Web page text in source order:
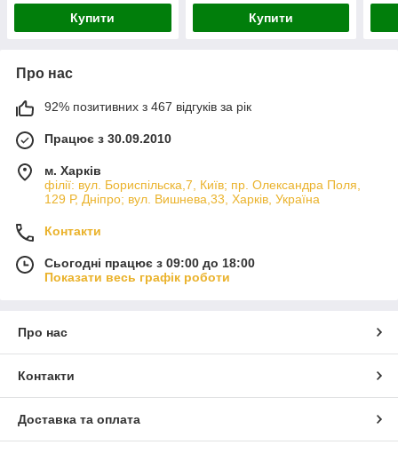
Купити Купити
Про нас
92% позитивних з 467 відгуків за рік
Працює з 30.09.2010
м. Харків
філії: вул. Бориcпільска,7, Київ; пр. Олександра Поля,
129 Р, Дніпро; вул. Вишнева,33, Харків, Україна
Контакти
Сьогодні працює з 09:00 до 18:00
Показати весь графік роботи
Про нас
Контакти
Доставка та оплата